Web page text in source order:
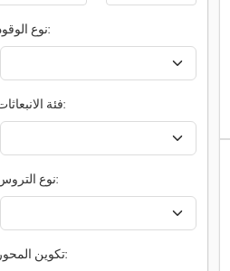
نوع الوقود:
فئة الانبعاثات:
نوع التروس:
تكوين المحور: